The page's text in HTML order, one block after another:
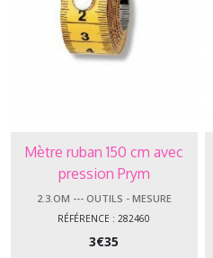
Mètre ruban 150 cm avec
pression Prym
2.3.OM --- OUTILS - MESURE
RÉFÉRENCE : 282460
3€35